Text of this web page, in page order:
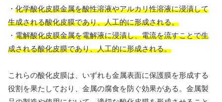
・ 化学酸化皮膜金属を酸性溶液やアルカリ性溶液に浸漬して
生成される酸化皮膜であり、人工的に形成される。
・ 電解酸化皮膜金属を電解液に浸漬し、電流を流すことで生
成される酸化皮膜であり、人工的に形成される。
これらの酸化皮膜は、いずれも金属表面に保護膜を形成する
役割を果たしており、金属の腐食を防ぐ効果がある。金属製